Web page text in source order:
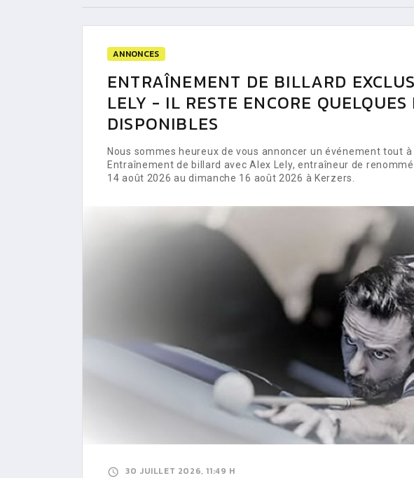
ANNONCES
ENTRAÎNEMENT DE BILLARD
LELY - IL RESTE ENCORE QUELQUES
DISPONIBLES
Nous sommes heureux de vous annoncer un événement tout
Entraînement de billard avec Alex Lely, entraîneur de
14 août 2026 au dimanche 16 août 2026 à Kerzers.
30 JUILLET 2026, 11:49 H